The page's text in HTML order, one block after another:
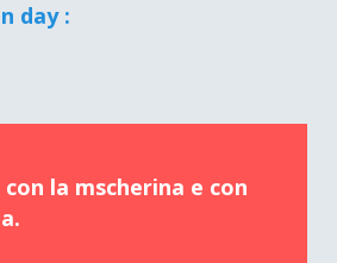
day :
la mscherina e con